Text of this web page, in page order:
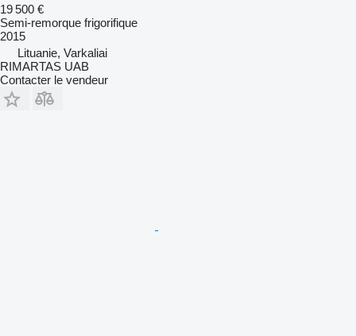
19 500 €
Semi-remorque frigorifique
2015
Lituanie, Varkaliai
RIMARTAS UAB
Contacter le vendeur